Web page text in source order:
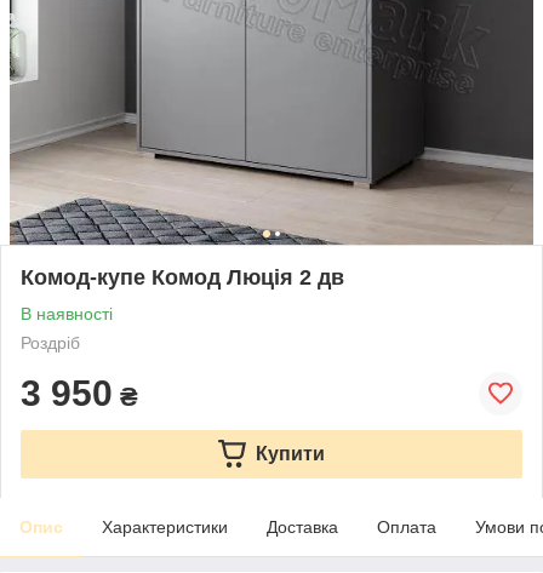
Комод-купе Комод Люція 2 дв
В наявності
Роздріб
3 950 ₴
Купити
Опис Характеристики Доставка Оплата Умови